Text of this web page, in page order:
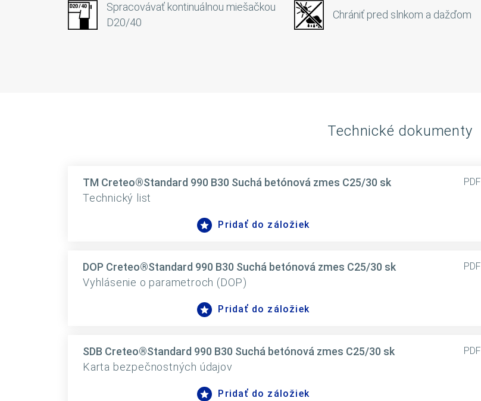
Spracovávať kontinuálnou miešačkou
D20/40
Chrániť pred slnkom a dažďom
Technické dokumenty
TM Creteo®Standard 990 B30 Suchá betónová zmes C25/30 sk
Technický list
PDF
Pridať do záložiek
DOP Creteo®Standard 990 B30 Suchá betónová zmes C25/30 sk
Vyhlásenie o parametroch (DOP)
PDF
Pridať do záložiek
SDB Creteo®Standard 990 B30 Suchá betónová zmes C25/30 sk
Karta bezpečnostných údajov
PDF
Pridať do záložiek